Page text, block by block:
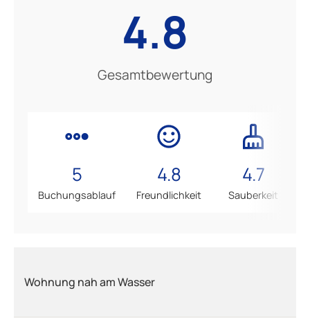
4.8
Gesamtbewertung
5
Buchungsablauf
4.8
Freundlichkeit
4.7
Sauberkeit
Wohnung nah am Wasser